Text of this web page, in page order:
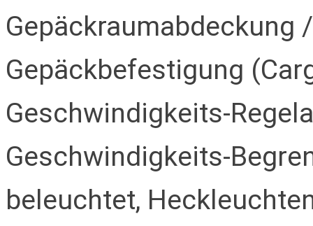
Gepäckraumabdeckung
Gepäckbefestigung
Geschwindigkeits-
Geschwindigkeits-
beleuchtet,